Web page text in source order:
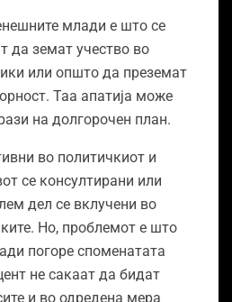
млади е што се
да земат учество во
или општо да преземат
Таа апатија може
на долгорочен план.
во политичкиот и
се консултирани или
дел се вклучени во
Но, проблемот е што
погоре споменатата
не сакаат да бидат
и во одредена мера